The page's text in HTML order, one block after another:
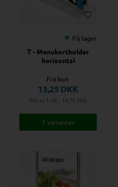
På lager
T - Menukortholder
horisontal
Fra kun
13,25 DKK
Pris v/ 1 stk., 14,75 DKK
7 varianter